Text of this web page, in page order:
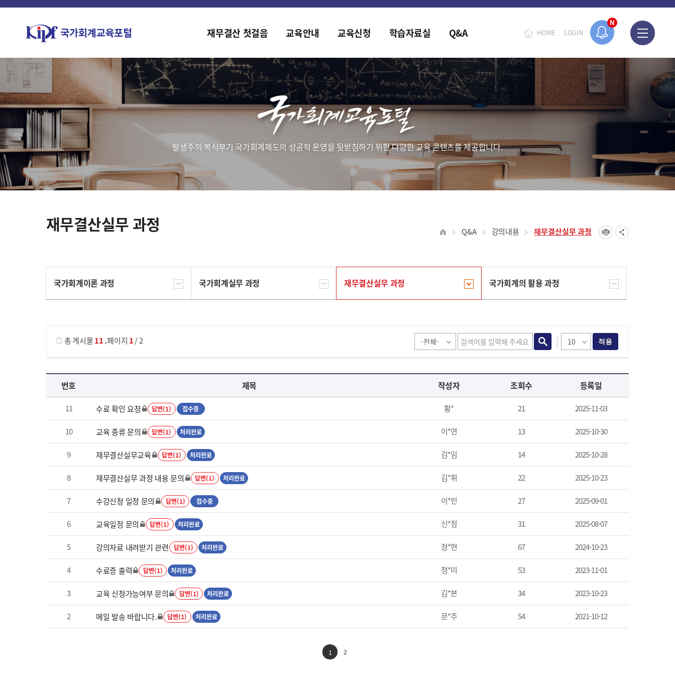
N
홈페이지가 새롭게 개편되었습니다.
HOME LOGIN
재무결산 첫걸음 교육안내 교육신청 학습자료실 Q&A
발생주의·복식부기 국가회계제도의 성공적 운영을 뒷받침하기 위한 다양한 교육 콘텐츠를 제공합니다.
재무결산실무 과정 Q&A 강의내용 재무결산실무 과정
국가회계이론 과정 국가회계실무 과정 재무결산실무 과정 국가회계의 활용 과정
총 게시물11,페이지 1/ 2 적용
재무결산실무 과정 목록 으로 번호, 제목, 작성자, 조회수, 등록 일로 나열 되고 있습니다.
번호 제목 작성자 조회수 등록일
11 수료 확인 요청 답변(1) 접수중 황* 21 2025-11-03
10 교육 종류 문의 답변(1) 처리완료 이*연 13 2025-10-30
9 재무결산실무교육 답변(1) 처리완료 김*임 14 2025-10-28
8 재무결산실무 과정 내용 문의 답변(1) 처리완료 김*휘 22 2025-10-23
7 수강신청 일정 문의 답변(1) 접수중 이*민 27 2025-09-01
6 교육일정 문의 답변(1) 처리완료 신*정 31 2025-08-07
5 강의자료 내려받기 관련 답변(1) 처리완료 정*현 67 2024-10-23
4 수료증 출력 답변(1) 처리완료 정*미 53 2023-11-01
3 교육 신청가능여부 문의 답변(1) 처리완료 김*본 34 2023-10-23
2 메일 발송 바랍니다. 답변(1) 처리완료 문*주 54 2021-10-12
1 2